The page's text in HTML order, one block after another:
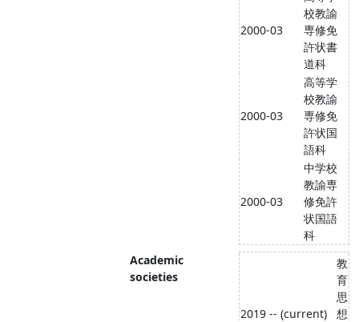
2000-03
校教諭
専修免
許状書
道科
2000-03
高等学
校教諭
専修免
許状国
語科
2000-03
中学校
教諭専
修免許
状国語
科
Academic
societies
2019 -- (current)
教
育
思
想